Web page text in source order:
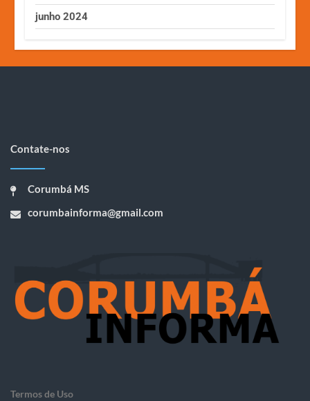
junho 2024
Contate-nos
Corumbá MS
corumbainforma@gmail.com
Termos de Uso